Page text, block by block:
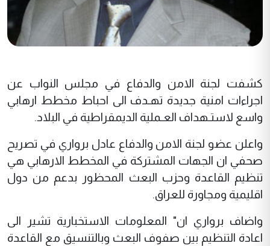
كشفت لجنة الامن والدفاع في مجلس النواب عن
اجراءات امنية جديدة تهـدف الى احباط مخطط ارهابي
واسع لاستـهداف العـملية الديمقراطية في البلاد.
واعلن عضو لجنة الامن والدفاع عادل برواري في تصريح
صحفي ان الجهات المشتركة في المخطط الارهابي هي
تنظيم القاعدة وحزب البعث المحظور بدعم من دول
اقليمية ومجاورة للعراق.
واضاف برواري ان" المعلومات الاستخبارية تشير الى
اعادة التنظيم بين صفوف البعث وبالتنسيق مع القاعدة